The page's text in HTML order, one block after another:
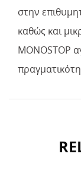
στην
καθώς και
ΜΟΝΟSTOP